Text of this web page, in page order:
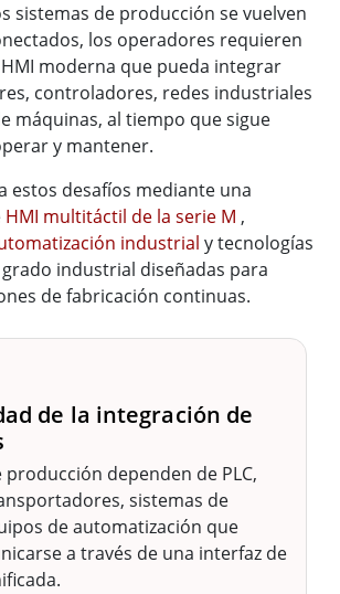
sistemas de producción se vuelven
los operadores requieren
moderna que pueda integrar
controladores, redes industriales
máquinas, al tiempo que sigue
y mantener.
estos desafíos mediante una
HMI multitáctil de la serie M ,
industrial y tecnologías
industrial diseñadas para
de fabricación continuas.
de la integración de
producción dependen de PLC,
sistemas de
de automatización que
a través de una interfaz de